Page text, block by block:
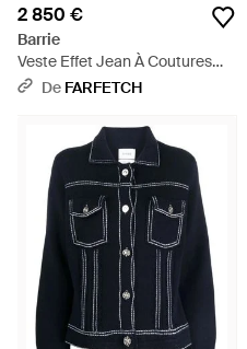
2 850 €
Barrie
Veste Effet Jean À Coutures
Contrastantes - Bleu
De FARFETCH